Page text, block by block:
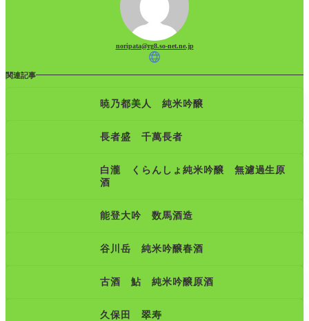
noripata@rg8.so-net.ne.jp
関連記事
暁乃都美人 純米吟醸
長者盛 千萬長者
白瀧 くらんしょ純米吟醸 無濾過生原
酒
能登大吟 数馬酒造
谷川岳 純米吟醸春酒
古酒 鮎 純米吟醸原酒
久保田 翠寿